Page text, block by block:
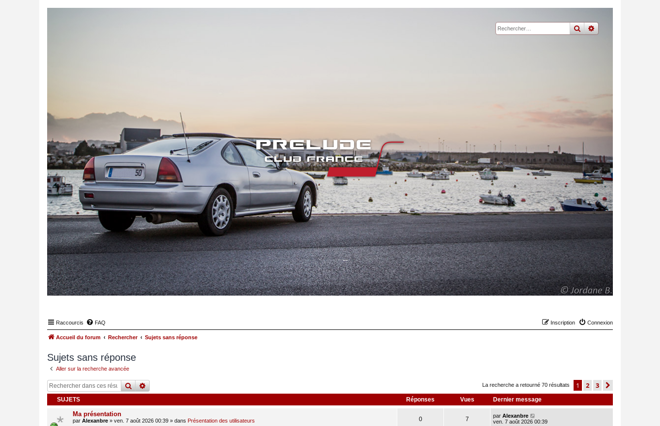
rechercher
recherche
Raccourcis FAQ Connexion
Inscription
Accueil du forum Rechercher Sujets sans réponse
Sujets sans réponse
Aller sur la recherche avancée
rechercher
recherche La recherche a retourné 70 résultats 1 2 3
SUJETS Réponses Vues Dernier message
Ma présentation
par Alexanbre » ven. 7 août 2026 00:39 » dans Présentation des utilisateurs 0 7 par Alexanbre
ven. 7 août 2026 00:39